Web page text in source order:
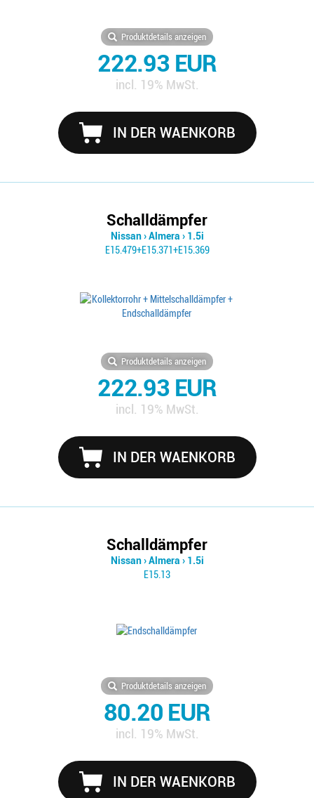
Produktdetails anzeigen
222.93 EUR
incl. 19% MwSt.
IN DER WAENKORB
Schalldämpfer
Nissan›Almera › 1.5i
E15.479+E15.371+E15.369
Produktdetails anzeigen
222.93 EUR
incl. 19% MwSt.
IN DER WAENKORB
Schalldämpfer
Nissan›Almera › 1.5i
E15.13
Produktdetails anzeigen
80.20 EUR
incl. 19% MwSt.
IN DER WAENKORB